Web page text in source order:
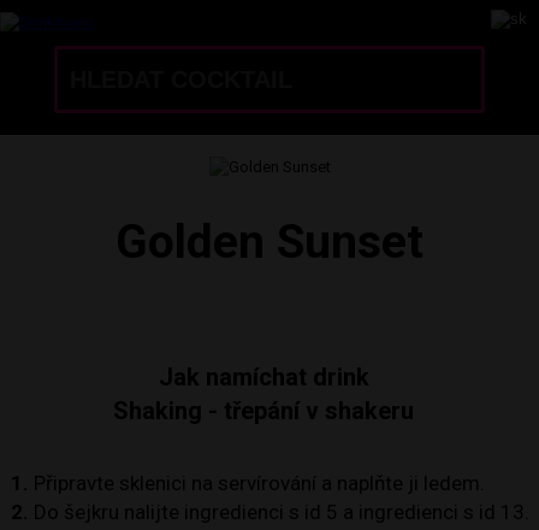
Golden Sunset
Jak namíchat drink
Shaking - třepání v shakeru
1.
Připravte sklenici na servírování a naplňte ji ledem.
2. Do šejkru nalijte ingredienci s id 5 a ingredienci s id 13.